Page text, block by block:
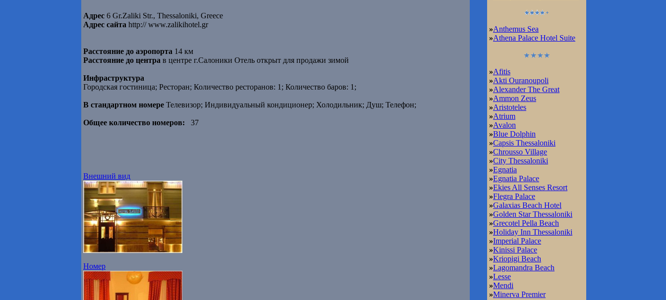
Адрес 6 Gr.Zaliki Str., Thessaloniki, Greece
Адрес сайта http:// www.zalikihotel.gr
Расстояние до аэропорта 14 км
Расстояние до центра в центре г.Салоники Отель открыт для продажи зимой
Инфраструктура
Городская гостиница; Ресторан; Количество ресторанов: 1; Количество баров: 1;
В стандартном номере Телевизор; Индивидуальный кондиционер; Холодильник; Душ; Телефон;
Общее количество номеров: 37
Внешний вид
Номер
»Anthemus Sea
»Athena Palace Hotel Suite
»Afitis
»Akti Ouranoupoli
»Alexander The Great
»Ammon Zeus
»Aristoteles
»Atrium
»Avalon
»Blue Dolphin
»Capsis Thessaloniki
»Chrousso Village
»City Thessaloniki
»Egnatia
»Egnatia Palace
»Ekies All Senses Resort
»Flegra Palace
»Galaxias Beach Hotel
»Golden Star Thessaloniki
»Grecotel Pella Beach
»Holiday Inn Thessaloniki
»Imperial Palace
»Kinissi Palace
»Kriopigi Beach
»Lagomandra Beach
»Lesse
»Mendi
»Minerva Premier